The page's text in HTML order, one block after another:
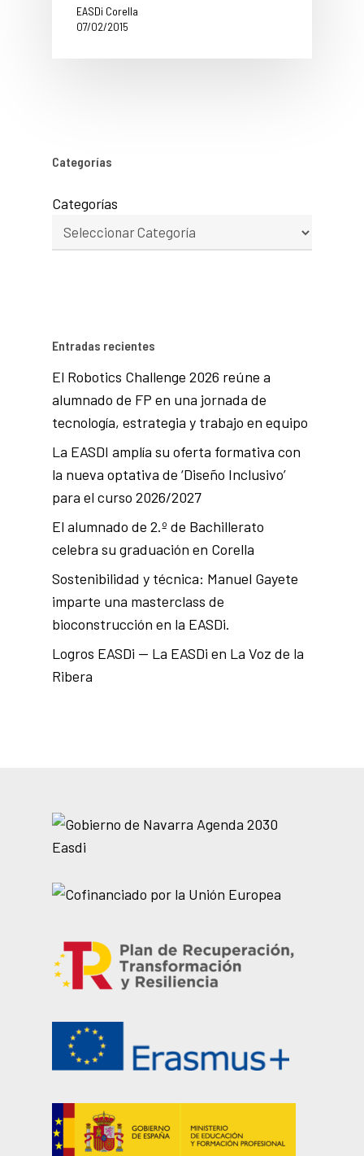
EASDi Corella
07/02/2015
Categorías
Categorías
Entradas recientes
El Robotics Challenge 2026 reúne a
alumnado de FP en una jornada de
tecnología, estrategia y trabajo en equipo
La EASDI amplía su oferta formativa con
la nueva optativa de ‘Diseño Inclusivo’
para el curso 2026/2027
El alumnado de 2.º de Bachillerato
celebra su graduación en Corella
Sostenibilidad y técnica: Manuel Gayete
imparte una masterclass de
bioconstrucción en la EASDi.
Logros EASDi — La EASDi en La Voz de la
Ribera